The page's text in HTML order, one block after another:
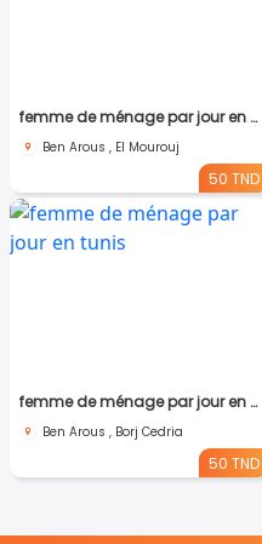
femme de ménage par jour en tunis
Ben Arous , El Mourouj
50 TND
femme de ménage par jour en tunis
Ben Arous , Borj Cedria
50 TND